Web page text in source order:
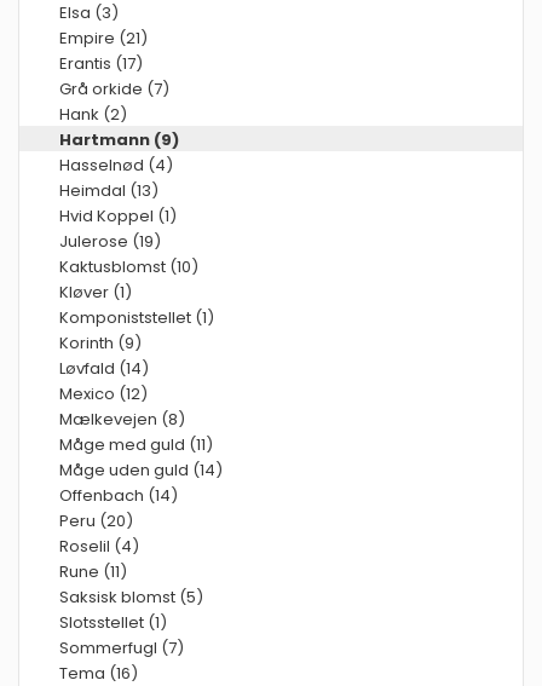
Elsa (3)
Empire (21)
Erantis (17)
Grå orkide (7)
Hank (2)
Hartmann (9)
Hasselnød (4)
Heimdal (13)
Hvid Koppel (1)
Julerose (19)
Kaktusblomst (10)
Kløver (1)
Komponiststellet (1)
Korinth (9)
Løvfald (14)
Mexico (12)
Mælkevejen (8)
Måge med guld (11)
Måge uden guld (14)
Offenbach (14)
Peru (20)
Roselil (4)
Rune (11)
Saksisk blomst (5)
Slotsstellet (1)
Sommerfugl (7)
Tema (16)